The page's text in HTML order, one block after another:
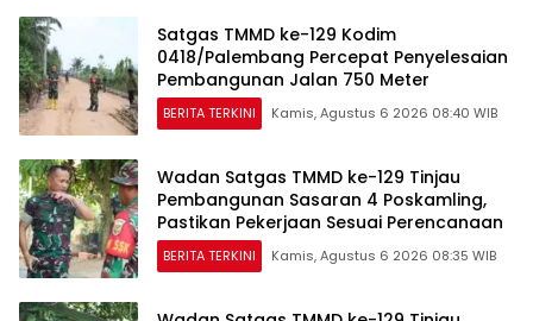
Satgas TMMD ke-129 Kodim
0418/Palembang Percepat Penyelesaian
Pembangunan Jalan 750 Meter
BERITA TERKINI Kamis, Agustus 6 2026 08:40 WIB
Wadan Satgas TMMD ke-129 Tinjau
Pembangunan Sasaran 4 Poskamling,
Pastikan Pekerjaan Sesuai Perencanaan
BERITA TERKINI Kamis, Agustus 6 2026 08:35 WIB